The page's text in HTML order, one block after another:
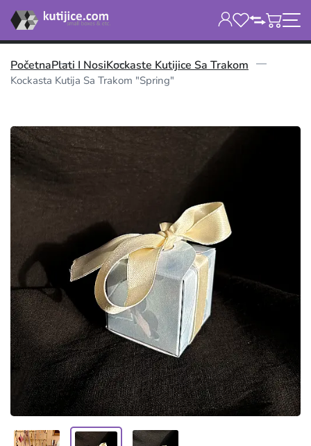
PočetnaPlati I NosiKockaste Kutijice Sa Trakom
Kockasta Kutija Sa Trakom "spring"